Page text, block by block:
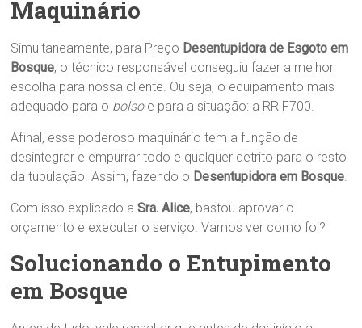
Maquinário
Simultaneamente, para Preço Desentupidora de Esgoto em
Bosque, o técnico responsável conseguiu fazer a melhor
escolha para nossa cliente. Ou seja, o equipamento mais
adequado para o bolsoe para a situação: a RR F700.
Afinal, esse poderoso maquinário tem a função de
desintegrar e empurrar todo e qualquer detrito para o resto
da tubulação. Assim, fazendo o Desentupidora em Bosque.
Com isso explicado aSra.Alice, bastou aprovar o
orçamento e executar o serviço. Vamos ver como foi?
Solucionando o Entupimento
em Bosque